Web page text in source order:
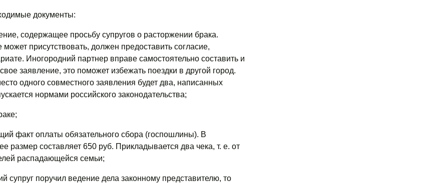
документы:
содержащее просьбу супругов о расторжении брака.
может присутствовать, должен предоставить согласие,
Иногородний партнер вправе самостоятельно составить и
заявление, это поможет избежать поездки в другой город.
одного совместного заявления будет два, написанных
нормами российского законодательства;
факт оплаты обязательного сбора (госпошлины). В
размер составляет 650 руб. Прикладывается два чека, т. е. от
распадающейся семьи;
супруг поручил ведение дела законному представителю, то